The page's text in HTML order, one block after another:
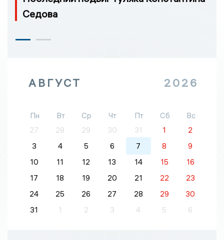
Седова
АВГУСТ 2026
Пн Вт Ср Чт Пт Сб
Вс
27
28 29 30 31 1
2
3
4 5 6 7 8
9
10
11 12 13 14 15
16
17
18 19 20 21 22
23
24
25 26 27 28 29
30
31
1 2 3 4 5 6